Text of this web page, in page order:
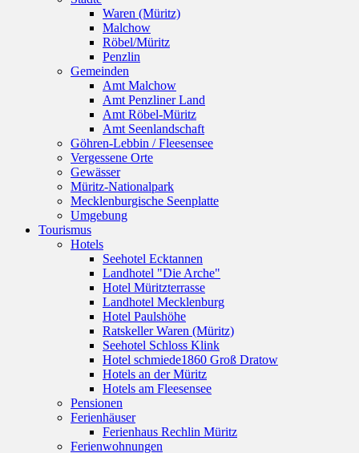
Waren (Müritz)
Malchow
Röbel/Müritz
Penzlin
Gemeinden
Amt Malchow
Amt Penzliner Land
Amt Röbel-Müritz
Amt Seenlandschaft
Göhren-Lebbin / Fleesensee
Vergessene Orte
Gewässer
Müritz-Nationalpark
Mecklenburgische Seenplatte
Umgebung
Tourismus
Hotels
Seehotel Ecktannen
Landhotel "Die Arche"
Hotel Müritzterrasse
Landhotel Mecklenburg
Hotel Paulshöhe
Ratskeller Waren (Müritz)
Seehotel Schloss Klink
Hotel schmiede1860 Groß Dratow
Hotels an der Müritz
Hotels am Fleesensee
Pensionen
Ferienhäuser
Ferienhaus Rechlin Müritz
Ferienwohnungen